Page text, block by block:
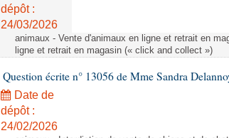
dépôt :
24/03/2026
animaux - Vente d'animaux en ligne et retrait en
ligne et retrait en magasin (« click and collect »)
Question écrite n° 13056 de Mme Sandra
Date de
dépôt :
24/02/2026